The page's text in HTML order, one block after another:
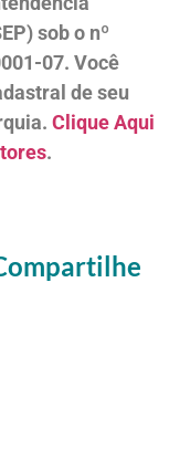
sob o nº
07. Você
de seu
Clique Aqui
.